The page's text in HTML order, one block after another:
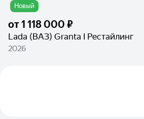
Новый
от1 118 000 ₽
Lada (ВАЗ) Granta I Рестайлинг
2026